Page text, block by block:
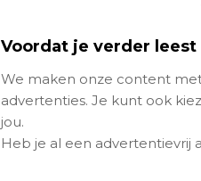
Voordat je verder leest
We maken onze content
advertenties. Je kunt ook
jou.
Heb je al een advertentievrij